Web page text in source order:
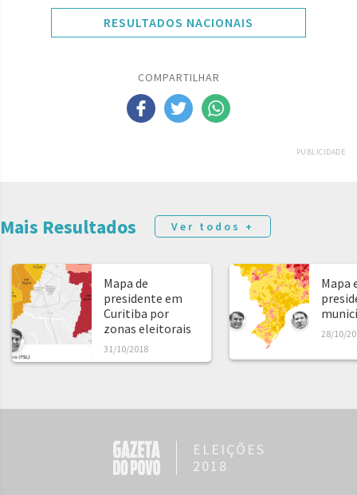
RESULTADOS NACIONAIS
COMPARTILHAR
PUBLICIDADE
Mais Resultados Ver todos +
Mapa de
presidente em
Curitiba por
zonas eleitorais
31/10/2018
Mapa
28/10/
ELEIÇÕES
2018